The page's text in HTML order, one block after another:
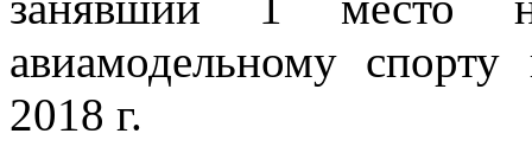
авиамодельному
2018 г.